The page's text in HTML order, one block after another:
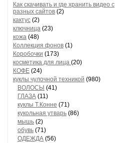
Как скачивать и где хранить видео с
разных сайтов (2)
кактус (2)
ключница (23)
кожа (48)
Коллекция фонов (1)
Коробочки (173)
косметика для лица (20)
КОФЕ (24)
куклы чулочной техникой (980)
ВОЛОСЫ (41)
ГЛАЗА (11)
куклы Т.Конне (71)
кукольная утварь (86)
мышь (2)
обувь (71)
ОДЕЖДА (56)